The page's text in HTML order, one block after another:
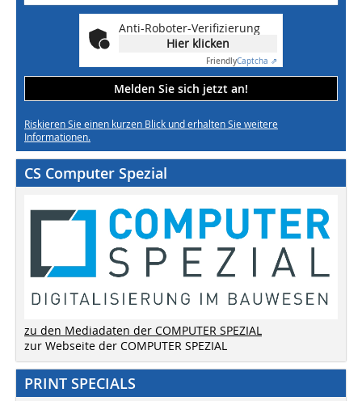
Anti-Roboter-Verifizierung
Hier klicken
FriendlyCaptcha ⇗
Melden Sie sich jetzt an!
Riskieren Sie einen kurzen Blick und erhalten Sie weitere
Informationen.
CS Computer Spezial
zu den Mediadaten der COMPUTER SPEZIAL
zur Webseite der COMPUTER SPEZIAL
PRINT SPECIALS